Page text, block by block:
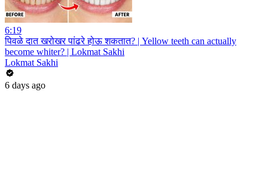
6:19
पिवळे दात खरोखर पांढरे होऊ शकतात? | Yellow teeth can actually
become whiter? | Lokmat Sakhi
Lokmat Sakhi
6 days ago